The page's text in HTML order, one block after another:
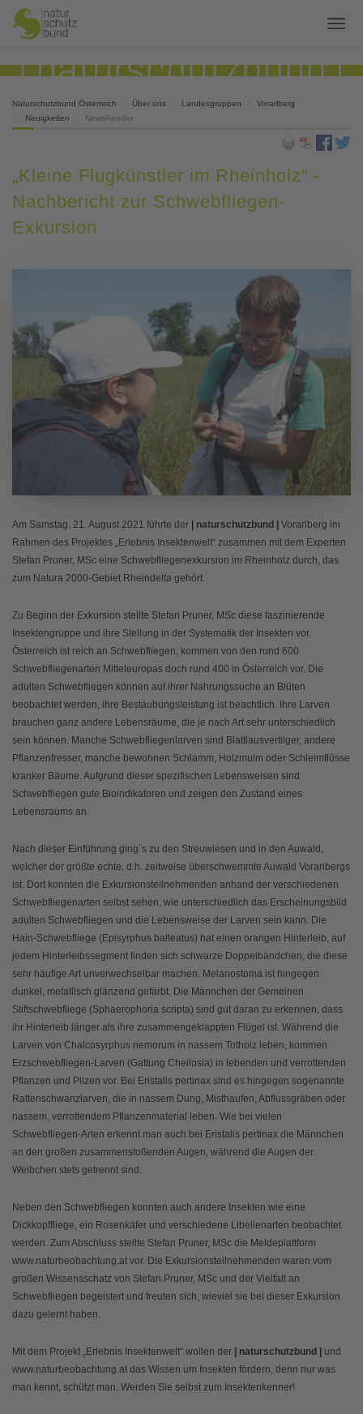
Naturschutzbund Österreich Über uns Landesgruppen
Vorarlberg
Neuigkeiten
NewsReader
„Kleine Flugkünstler im Rheinholz“ -
Nachbericht zur Schwebfliegen-
Exkursion
Am Samstag, 21. August 2021 führte der | naturschutzbund |
Vorarlberg im
Rahmen des Projektes „Erlebnis Insektenwelt“ zusammen mit dem Experten
Stefan Pruner, MSc eine Schwebfliegenexkursion im Rheinholz durch, das
zum Natura 2000-Gebiet Rheindelta gehört.
Zu Beginn der Exkursion stellte Stefan Pruner, MSc diese faszinierende
Insektengruppe und ihre Stellung in der Systematik der Insekten vor.
Österreich ist reich an Schwebfliegen, kommen von den rund 600
Schwebfliegenarten Mitteleuropas doch rund 400 in Österreich vor. Die
adulten Schwebfliegen können auf ihrer Nahrungssuche an Blüten
beobachtet werden, ihre Bestäubungsleistung ist beachtlich. Ihre Larven
brauchen ganz andere Lebensräume, die je nach Art sehr unterschiedlich
sein können. Manche Schwebfliegenlarven sind Blattlausvertilger, andere
Pflanzenfresser, manche bewohnen Schlamm, Holzmulm oder Schleimflüsse
kranker Bäume. Aufgrund dieser spezifischen Lebensweisen sind
Schwebfliegen gute Bioindikatoren und zeigen den Zustand eines
Lebensraums an.
Nach dieser Einführung ging´s zu den Streuwiesen und in den Auwald,
welcher der größte echte, d.h. zeitweise überschwemmte Auwald Vorarlbergs
ist. Dort konnten die Exkursionsteilnehmenden anhand der verschiedenen
Schwebfliegenarten selbst sehen, wie unterschiedlich das Erscheinungsbild
adulten Schwebfliegen und die Lebensweise der Larven sein kann. Die
Hain-Schwebfliege (Episyrphus balteatus) hat einen orangen Hinterleib, auf
jedem Hinterleibssegment finden sich schwarze Doppelbändchen, die diese
sehr häufige Art unverwechselbar machen. Melanostoma ist hingegen
dunkel, metallisch glänzend gefärbt. Die Männchen der Gemeinen
Stiftschwebfliege (Sphaerophoria scripta) sind gut daran zu erkennen, dass
ihr Hinterleib länger als ihre zusammengeklappten Flügel ist. Während die
Larven von Chalcosyrphus nemorum in nassem Totholz leben, kommen
Erzschwebfliegen-Larven (Gattung Cheilosia) in lebenden und verrottenden
Pflanzen und Pilzen vor. Bei Eristalis pertinax sind es hingegen sogenannte
Rattenschwanzlarven, die in nassem Dung, Misthaufen, Abflussgräben oder
nassem, verrottendem Pflanzenmaterial leben. Wie bei vielen
Schwebfliegen-Arten erkennt man auch bei Eristalis pertinax die Männchen
an den großen zusammenstoßenden Augen, während die Augen der
Weibchen stets getrennt sind.
Neben den Schwebfliegen konnten auch andere Insekten wie eine
Dickkopffliege, ein Rosenkäfer und verschiedene Libellenarten beobachtet
werden. Zum Abschluss stellte Stefan Pruner, MSc die Meldeplattform
www.naturbeobachtung.at vor. Die Exkursionsteilnehmenden waren vom
großen Wissensschatz von Stefan Pruner, MSc und der Vielfalt an
Schwebfliegen begeistert und freuten sich, wieviel sie bei dieser Exkursion
dazu gelernt haben.
Mit dem Projekt „Erlebnis Insektenwelt“ wollen der | naturschutzbund | und
www.naturbeobachtung.at das Wissen um Insekten fördern, denn nur was
man kennt, schützt man. Werden Sie selbst zum Insektenkenner!